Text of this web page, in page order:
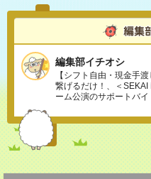
編集部イチオシ
【シフト自由・現金手
繋げるだけ！、＜
ーム公演のサポートバイ